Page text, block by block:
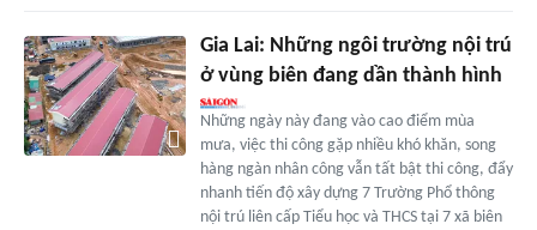
Gia Lai: Những ngôi trường nội trú
ở vùng biên đang dần thành hình
Những ngày này đang vào cao điểm mùa
mưa, việc thi công gặp nhiều khó khăn, song
hàng ngàn nhân công vẫn tất bật thi công, đẩy
nhanh tiến độ xây dựng 7 Trường Phổ thông
nội trú liên cấp Tiểu học và THCS tại 7 xã biên